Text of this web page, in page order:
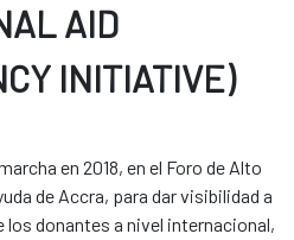
AID
INITIATIVE)
en 2018, en el Foro de Alto
de Accra, para dar visibilidad a
donantes a nivel internacional,